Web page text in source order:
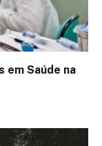
em Saúde na